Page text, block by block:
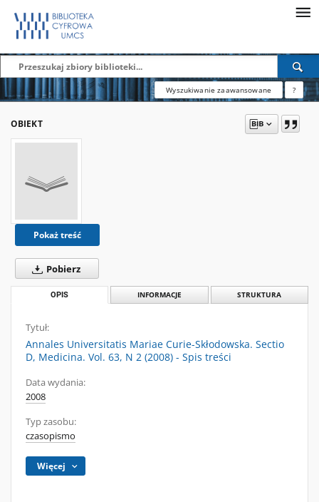
Wyszukiwanie zaawansowane ?
OBIEKT
Pokaż treść
Pobierz
OPIS INFORMACJE STRUKTURA
Tytuł:
Annales Universitatis Mariae Curie-Skłodowska. Sectio
D, Medicina. Vol. 63, N 2 (2008) - Spis treści
Data wydania:
2008
Typ zasobu:
czasopismo
Więcej